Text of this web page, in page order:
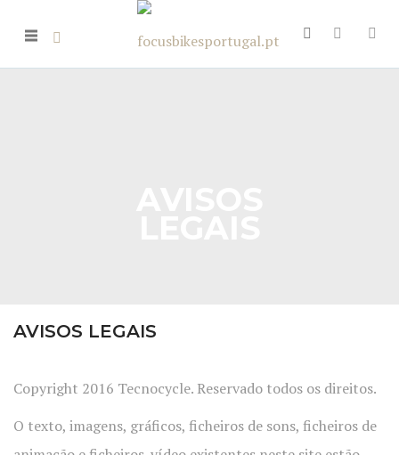
AVISOS LEGAIS
Copyright 2016 Tecnocycle. Reservado todos os direitos.
O texto, imagens, gráficos, ficheiros de sons, ficheiros de